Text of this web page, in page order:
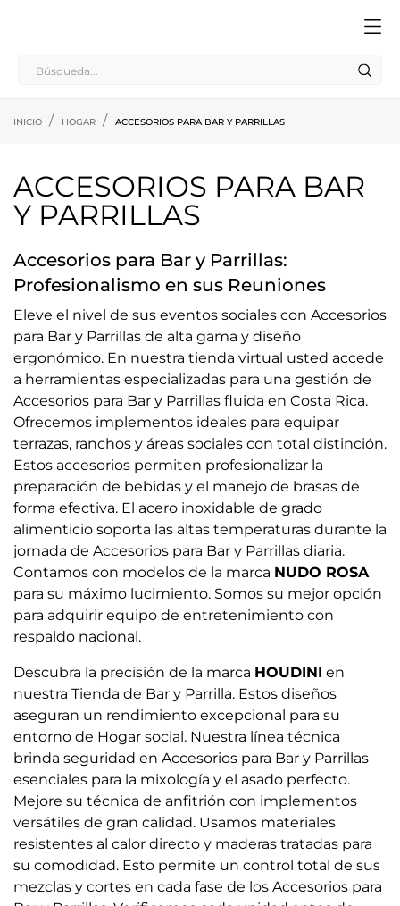
INICIO HOGAR ACCESORIOS PARA BAR Y PARRILLAS
ACCESORIOS PARA BAR
Y PARRILLAS
Accesorios para Bar y Parrillas:
Profesionalismo en sus Reuniones
Eleve el nivel de sus eventos sociales con Accesorios
para Bar y Parrillas de alta gama y diseño
ergonómico. En nuestra tienda virtual usted accede
a herramientas especializadas para una gestión de
Accesorios para Bar y Parrillas fluida en Costa Rica.
Ofrecemos implementos ideales para equipar
terrazas, ranchos y áreas sociales con total distinción.
Estos accesorios permiten profesionalizar la
preparación de bebidas y el manejo de brasas de
forma efectiva. El acero inoxidable de grado
alimenticio soporta las altas temperaturas durante la
jornada de Accesorios para Bar y Parrillas diaria.
Contamos con modelos de la marca NUDO ROSA
para su máximo lucimiento. Somos su mejor opción
para adquirir equipo de entretenimiento con
respaldo nacional.
Descubra la precisión de la marca HOUDINI en
nuestra Tienda de Bar y Parrilla. Estos diseños
aseguran un rendimiento excepcional para su
entorno de Hogar social. Nuestra línea técnica
brinda seguridad en Accesorios para Bar y Parrillas
esenciales para la mixología y el asado perfecto.
Mejore su técnica de anfitrión con implementos
versátiles de gran calidad. Usamos materiales
resistentes al calor directo y maderas tratadas para
su comodidad. Esto permite un control total de sus
mezclas y cortes en cada fase de los Accesorios para